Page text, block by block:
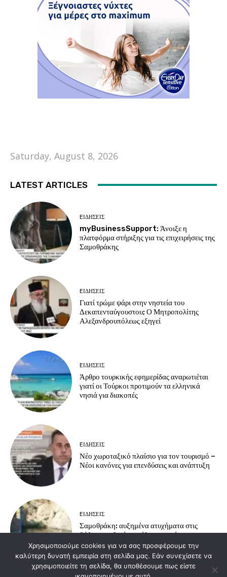
Saturday, August 8, 2026
LATEST ARTICLES
EΙΔΗΣΕΙΣ
myBusinessSupport: Άνοιξε η
πλατφόρμα στήριξης για τις επιχειρήσεις της
Σαμοθράκης
EΙΔΗΣΕΙΣ
Γιατί τρώμε ψάρι στην νηστεία του
Δεκαπενταύγουστου; Ο Μητροπολίτης
Αλεξανδρουπόλεως εξηγεί
EΙΔΗΣΕΙΣ
Άρθρο τουρκικής εφημερίδας αναρωτιέται
γιατί οι Τούρκοι προτιμούν τα ελληνικά
νησιά για διακοπές
EΙΔΗΣΕΙΣ
Νέο χωροταξικό πλαίσιο για τον τουρισμό –
Νέοι κανόνες για επενδύσεις και ανάπτυξη
EΙΔΗΣΕΙΣ
Σαμοθράκη: αυξημένα ατυχήματα στις
βάθρες – οδηγίες πρόληψης από το
Πυροσβεστικό Κλιμάκιο Σαμοθράκης
Χρησιμοποιούμε cookies για να σας προσφέρουμε την
καλύτερη δυνατή εμπειρία στη σελίδα μας. Εάν συνεχίσετε να
χρησιμοποιείτε τη σελίδα, θα υποθέσουμε πως είστε